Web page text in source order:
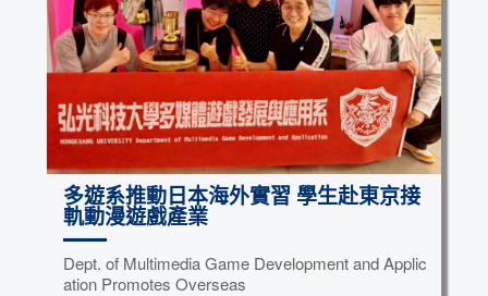
多遊系推動日本海外實習 學生赴東京接
軌動漫遊戲產業
Dept. of Multimedia Game Development and Applic
ation Promotes Overseas